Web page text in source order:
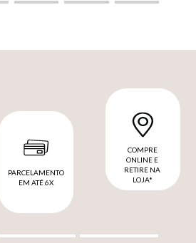
PARCELAMENTO
EM ATÉ 6X
COMPRE
ONLINE E
RETIRE NA
LOJA*